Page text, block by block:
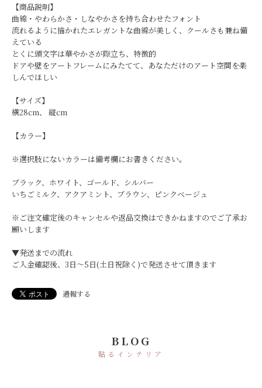
【商品説明】
曲線・やわらかさ・しなやかさを持ち合わせたフォント
流れるように描かれたエレガントな曲線が美しく、クールさも兼ね備
えている
とくに頭文字は華やかさが際立ち、特徴的
ドアや壁をアートフレームにみたてて、あなただけのアート空間を楽
しんでほしい
【サイズ】
横28cm、 縦cm
【カラー】
※選択肢にないカラーは備考欄にお書きください。
ブラック、ホワイト、ゴールド、シルバー
いちごミルク、アクアミント、ブラウン、ピンクベージュ
※ご注文確定後のキャンセルや返品交換はできかねますのでご了承お
願いします
▼発送までの流れ
ご入金確認後、3日〜5日(土日祝除く)で発送させて頂きます
通報する
BLOG
貼るインテリア